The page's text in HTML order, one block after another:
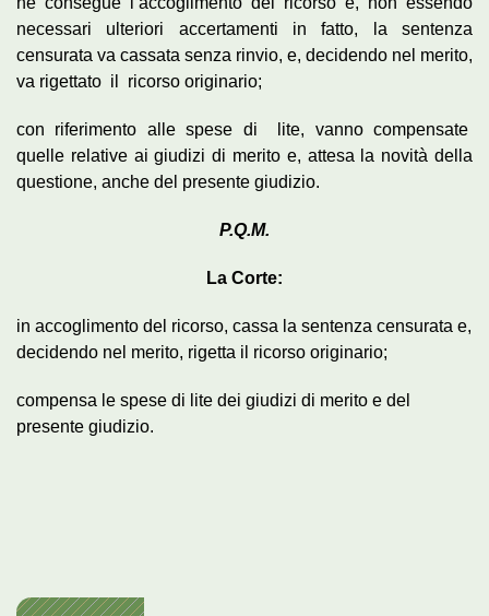
necessari ulteriori accertamenti in fatto, la sentenza
censurata va cassata senza rinvio, e, decidendo nel merito,
va rigettato il ricorso originario;
con riferimento alle spese di lite, vanno compensate
quelle relative ai giudizi di merito e, attesa la novità della
questione, anche del presente giudizio.
P.Q.M.
La Corte:
in accoglimento del ricorso, cassa la sentenza censurata e,
decidendo nel merito, rigetta il ricorso originario;
compensa le spese di lite dei giudizi di merito e del
presente giudizio.